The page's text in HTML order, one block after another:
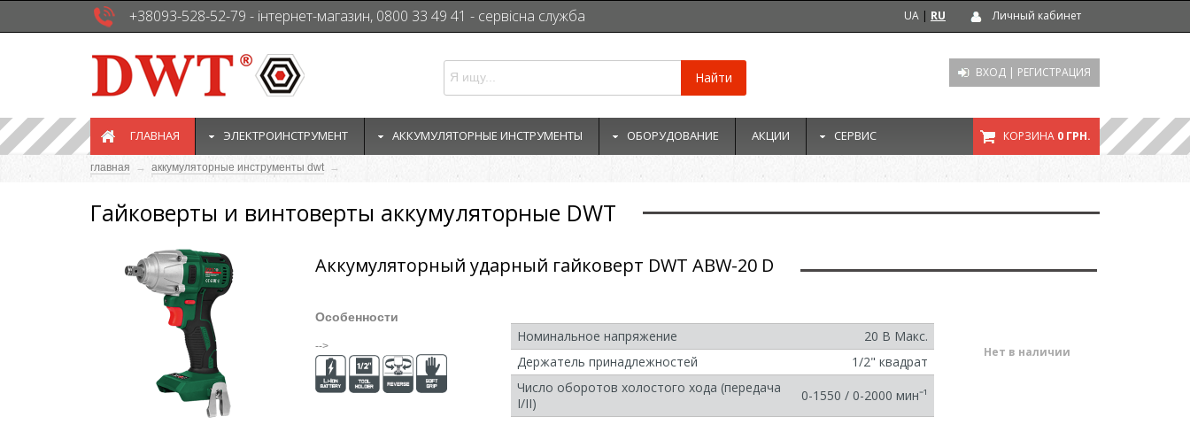
+38093-528-52-79 - інтернет-магазин, 0800 33 49 41 - сервісна служба UA | RU Личный кабинет
Найти ВХОД | РЕГИСТРАЦИЯ
ГЛАВНАЯ ЭЛЕКТРОИНСТРУМЕНТ АККУМУЛЯТОРНЫЕ ИНСТРУМЕНТЫ ОБОРУДОВАНИЕ АКЦИИ СЕРВИС КОРЗИНА 0 ГРН.
главная → аккумуляторные инструменты dwt →
Гайковерты и винтоверты аккумуляторные DWT
Аккумуляторный ударный гайковерт DWT ABW-20 D
Особенности
--> Нет в наличии
Номинальное напряжение
20 В Макс.
Держатель принадлежностей
1/2" квадрат
Число оборотов холостого хода (передача
I/II)
0-1550 / 0-2000 минˉ¹